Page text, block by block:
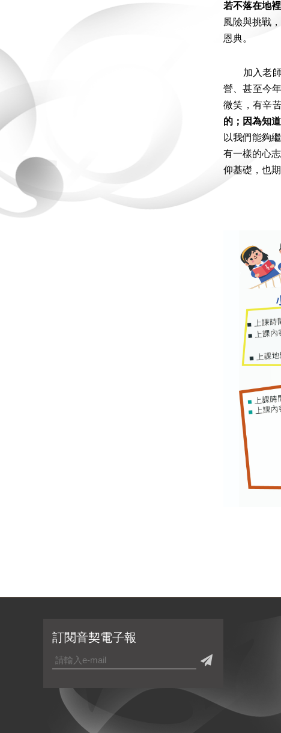
若不落在地
風險與挑戰
恩典。
加入老師
營、甚至今
微笑，有辛
的；因為知
以我們能夠
有一樣的心
仰基礎，也
訂閱音契電子報